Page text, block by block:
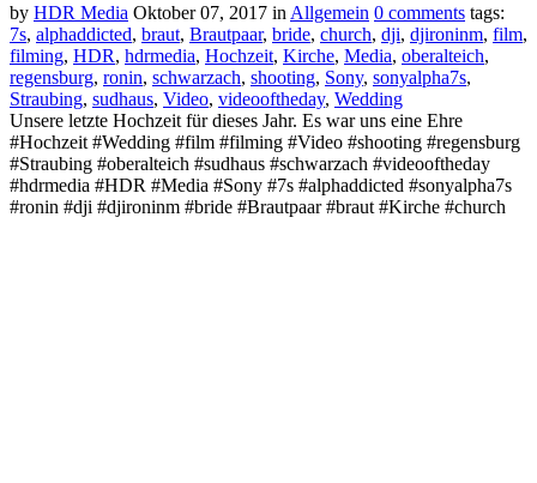
by HDR Media Oktober 07, 2017 in Allgemein 0 comments tags:
7s, alphaddicted, braut, Brautpaar, bride, church, dji, djironinm, film,
filming, HDR, hdrmedia, Hochzeit, Kirche, Media, oberalteich,
regensburg, ronin, schwarzach, shooting, Sony, sonyalpha7s,
Straubing, sudhaus, Video, videooftheday, Wedding
Unsere letzte Hochzeit für dieses Jahr. Es war uns eine Ehre
#Hochzeit #Wedding #film #filming #Video #shooting #regensburg
#Straubing #oberalteich #sudhaus #schwarzach #videooftheday
#hdrmedia #HDR #Media #Sony #7s #alphaddicted #sonyalpha7s
#ronin #dji #djironinm #bride #Brautpaar #braut #Kirche #church